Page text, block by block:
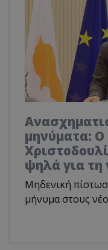
μηνύματα: Ο
ψηλά για τη
Μηδενική
μήνυμα στους